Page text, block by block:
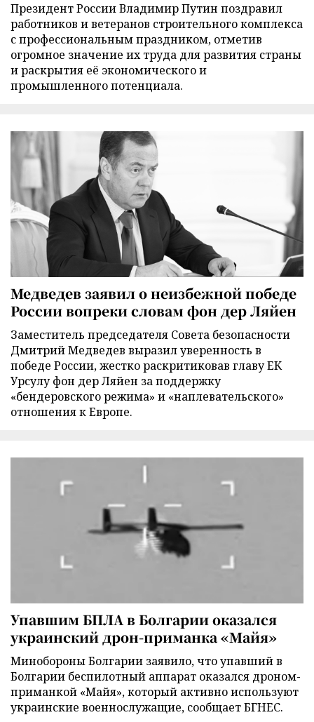
Президент России Владимир Путин поздравил
работников и ветеранов строительного комплекса
с профессиональным праздником, отметив
огромное значение их труда для развития страны
и раскрытия её экономического и
промышленного потенциала.
Медведев заявил о неизбежной победе
России вопреки словам фон дер Ляйен
Заместитель председателя Совета безопасности
Дмитрий Медведев выразил уверенность в
победе России, жестко раскритиковав главу ЕК
Урсулу фон дер Ляйен за поддержку
«бендеровского режима» и «наплевательского»
отношения к Европе.
Упавшим БПЛА в Болгарии оказался
украинский дрон-приманка «Майя»
Минобороны Болгарии заявило, что упавший в
Болгарии беспилотный аппарат оказался дроном-
приманкой «Майя», который активно используют
украинские военнослужащие, сообщает БГНЕС.